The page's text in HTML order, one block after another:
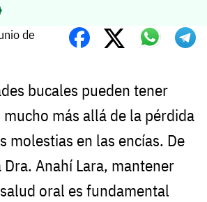
de
bucales pueden tener
mucho más allá de la pérdida
molestias en las encías. De
Anahí Lara, mantener
oral es fundamental